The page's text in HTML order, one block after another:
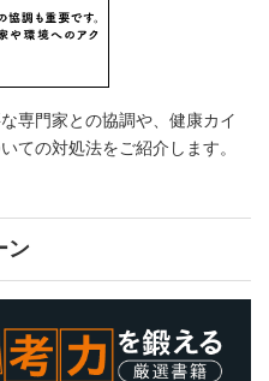
専門家との協調や、健康カイ
ての対処法をご紹介します。
ン